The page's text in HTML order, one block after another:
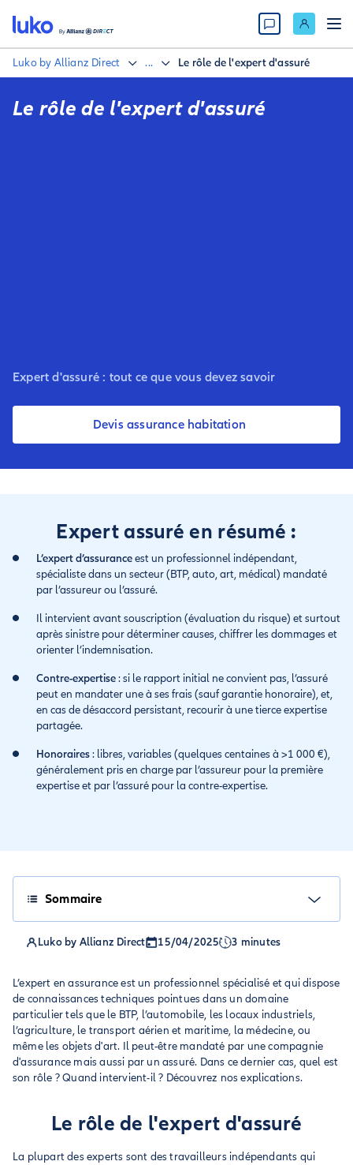
Luko by Allianz Direct ... Le rôle de l'expert d'assuré
Le rôle de l'expert d'assuré
Expert d'assuré : tout ce que vous devez savoir
Devis assurance habitation
Expert assuré en résumé :
L’expert d’assuranceest un professionnel indépendant,
spécialiste dans un secteur (BTP, auto, art, médical) mandaté
par l’assureur ou l’assuré.
Il intervient avant souscription (évaluation du risque) et surtout
après sinistre pour déterminer causes, chiffrer les dommages et
orienter l’indemnisation.
Contre-expertise: si le rapport initial ne convient pas, l’assuré
peut en mandater une à ses frais (sauf garantie honoraire), et,
en cas de désaccord persistant, recourir à une tierce expertise
partagée.
Honoraires: libres, variables (quelques centaines à >1 000 €),
généralement pris en charge par l’assureur pour la première
expertise et par l’assuré pour la contre-expertise.
Sommaire
Luko by Allianz Direct 15/04/2025 3 minutes
L’expert en assurance est un professionnel spécialisé et qui dispose
de connaissances techniques pointues dans un domaine
particulier tels que le BTP, l’automobile, les locaux industriels,
l’agriculture, le transport aérien et maritime, la médecine, ou
même les objets d'art. Il peut-être mandaté par une compagnie
d'assurance mais aussi par un assuré. Dans ce dernier cas, quel est
son rôle ? Quand intervient-il ? Découvrez nos explications.
Le rôle de l'expert d'assuré
La plupart des experts sont des travailleurs indépendants qui